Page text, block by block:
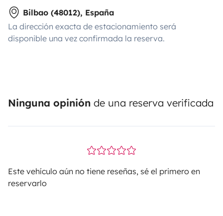
Bilbao (48012), España
La dirección exacta de estacionamiento será
disponible una vez confirmada la reserva.
Ninguna opinión de una reserva verificada
Este vehículo aún no tiene reseñas, sé el primero en
reservarlo